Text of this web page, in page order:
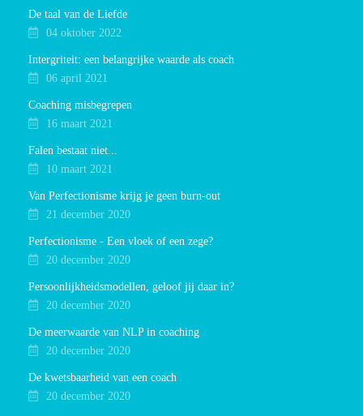
De taal van de Liefde
04 oktober 2022
Intergriteit: een belangrijke waarde als coach
06 april 2021
Coaching misbegrepen
16 maart 2021
Falen bestaat niet...
10 maart 2021
Van Perfectionisme krijg je geen burn-out
21 december 2020
Perfectionisme - Een vloek of een zege?
20 december 2020
Persoonlijkheidsmodellen, geloof jij daar in?
20 december 2020
De meerwaarde van NLP in coaching
20 december 2020
De kwetsbaarheid van een coach
20 december 2020